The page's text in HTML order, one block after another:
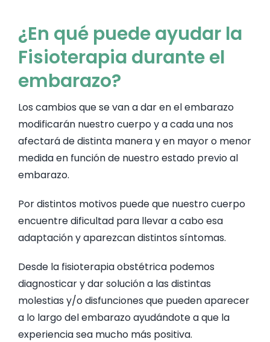
NUESTRA
¿En qué puede ayudar la
Fisioterapia durante el
embarazo?
Los cambios que se van a dar en el embarazo
modificarán nuestro cuerpo y a cada una nos
afectará de distinta manera y en mayor o menor
medida en función de nuestro estado previo al
embarazo.
Por distintos motivos puede que nuestro cuerpo
encuentre dificultad para llevar a cabo esa
adaptación y aparezcan distintos síntomas.
Desde la fisioterapia obstétrica podemos
diagnosticar y dar solución a las distintas
molestias y/o disfunciones que pueden aparecer
a lo largo del embarazo ayudándote a que la
experiencia sea mucho más positiva.